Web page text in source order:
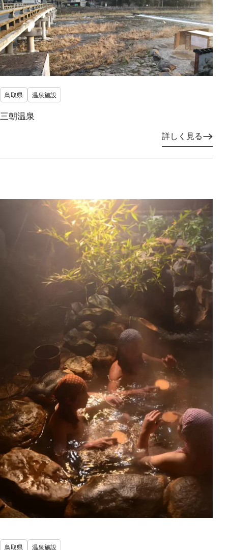
鳥取県 温泉施設
三朝温泉
詳しく見る
鳥取県 温泉施設